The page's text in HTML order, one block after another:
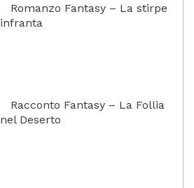
Romanzo Fantasy – La stirpe
infranta
Racconto Fantasy – La Follia
nel Deserto